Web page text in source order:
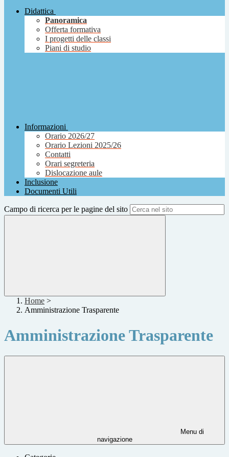
Didattica
Panoramica
Offerta formativa
I progetti delle classi
Piani di studio
Informazioni
Orario 2026/27
Orario Lezioni 2025/26
Contatti
Orari segreteria
Dislocazione aule
Inclusione
Documenti Utili
Campo di ricerca per le pagine del sito
Home >
Amministrazione Trasparente
Amministrazione Trasparente
Menu di
navigazione